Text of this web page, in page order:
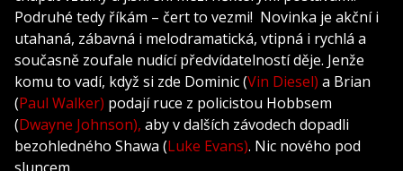
Podruhé tedy říkám – čert to vezmi! Novinka je akční i
utahaná, zábavná i melodramatická, vtipná i rychlá a
současně zoufale nudící předvídatelností děje. Jenže
komu to vadí, když si zde Dominic (Vin Diesel) a Brian
(Paul Walker) podají ruce z policistou Hobbsem
(Dwayne Johnson), aby v dalších závodech dopadli
bezohledného Shawa (Luke Evans). Nic nového pod
sluncem.